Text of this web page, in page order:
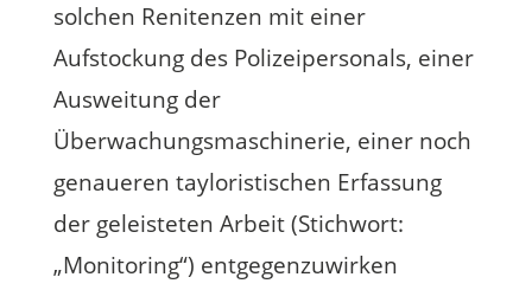
solchen Renitenzen mit einer
Aufstockung des Polizeipersonals, einer
Ausweitung der
Überwachungsmaschinerie, einer noch
genaueren tayloristischen Erfassung
der geleisteten Arbeit (Stichwort:
„Monitoring“) entgegenzuwirken